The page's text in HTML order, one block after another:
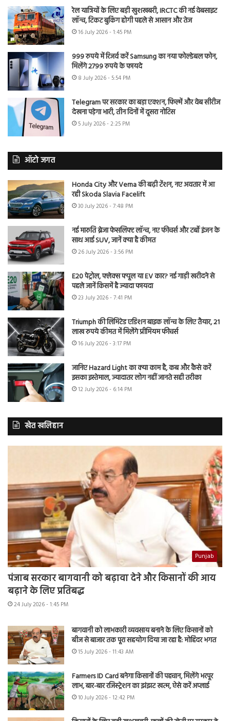
रेल यात्रियों के लिए बड़ी खुशखबरी, IRCTC की नई वेबसाइट
लॉन्च, टिकट बुकिंग होगी पहले से आसान और तेज
16 July 2026 - 1:45 PM
999 रुपये में रिजर्व करें Samsung का नया फोल्डेबल फोन,
मिलेंगे 2799 रुपये के फायदे
8 July 2026 - 5:54 PM
Telegram पर सरकार का बड़ा एक्शन, फिल्में और वेब सीरीज
देखना पड़ेगा भारी, तीन दिनों में दूसरा नोटिस
5 July 2026 - 2:25 PM
ऑटो जगत
Honda City और Verna की बढ़ी टेंशन, नए अवतार में आ
रही Skoda Slavia Facelift
30 July 2026 - 7:48 PM
नई मारुति ब्रेजा फेसलिफ्ट लॉन्च, नए फीचर्स और टर्बो इंजन के
साथ आई SUV, जानें क्या है कीमत
26 July 2026 - 3:56 PM
E20 पेट्रोल, फ्लेक्स फ्यूल या EV कार? नई गाड़ी खरीदने से
पहले जानें किसमें है ज्यादा फायदा
23 July 2026 - 7:41 PM
Triumph की लिमिटेड एडिशन बाइक लॉन्च के लिए तैयार, 21
लाख रुपये कीमत में मिलेंगे प्रीमियम फीचर्स
16 July 2026 - 3:17 PM
जानिए Hazard Light का क्या काम है, कब और कैसे करें
इसका इस्तेमाल, ज्यादातर लोग नहीं जानते सही तरीका
12 July 2026 - 6:14 PM
खेत खलिहान
Punjab
पंजाब सरकार बागवानी को बढ़ावा देने और किसानों की आय
बढ़ाने के लिए प्रतिबद्ध
24 July 2026 - 1:45 PM
बागवानी को लाभकारी व्यवसाय बनाने के लिए किसानों को
बीज से बाजार तक पूरा सहयोग दिया जा रहा है: मोहिंदर भगत
15 July 2026 - 11:43 AM
Farmers ID Card बनेगा किसानों की पहचान, मिलेंगे भरपूर
लाभ, बार-बार रजिस्ट्रेशन का झंझट खत्म, ऐसे करें अप्लाई
10 July 2026 - 12:42 PM